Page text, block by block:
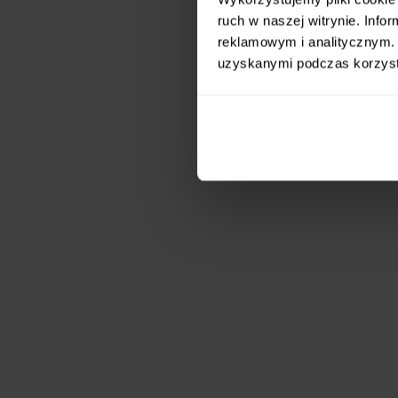
ruch w naszej witrynie.
reklamowym i
uzyskanymi podczas